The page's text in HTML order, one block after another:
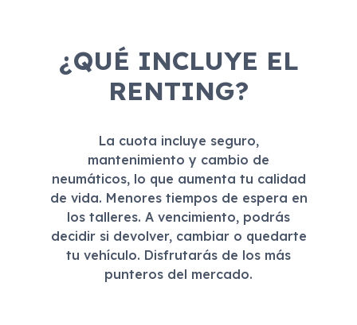
¿QUÉ INCLUYE EL
RENTING?
La cuota incluye seguro,
mantenimiento y cambio de
neumáticos, lo que aumenta tu calidad
de vida. Menores tiempos de espera en
los talleres. A vencimiento, podrás
decidir si devolver, cambiar o quedarte
tu vehículo. Disfrutarás de los más
punteros del mercado.